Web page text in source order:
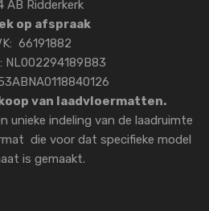
AB Ridderkerk
op afspraak
66191882
NL002294189B83
van laadvloermatten.
unieke indeling van de laadruimte
die voor dat specifieke model
is gemaakt.